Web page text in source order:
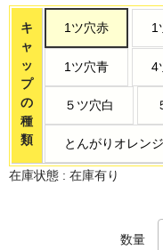
キ
ャ
ッ
プ
の
種
類
1ツ穴赤 1
1ツ穴青 4
５ツ穴白
とんがりオレンジ
在庫状態 : 在庫有り
数量